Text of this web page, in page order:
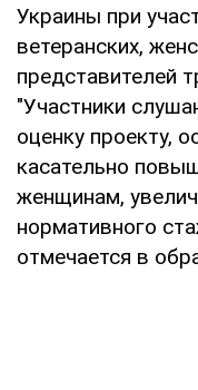
Украины при
ветеранских,
представителей
"Участники
оценку проекту,
касательно
женщинам,
нормативного
отмечается в